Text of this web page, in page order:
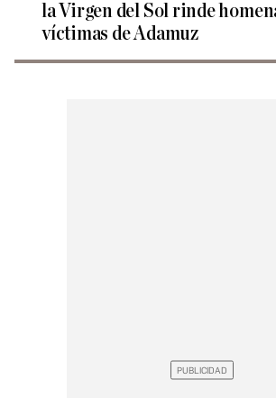
la Virgen del Sol rinde
víctimas de Adamuz